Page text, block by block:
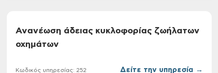
Ανανέωση άδειας κυκλοφορίας ζωήλατων
οχημάτων
Κωδικός υπηρεσίας: 252 Δείτε την υπηρεσία →